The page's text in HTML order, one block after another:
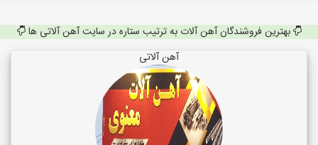
بهترین فروشندگان آهن آلات به ترتیب ستاره در سایت آهن آلاتی ها
آهن آلاتی